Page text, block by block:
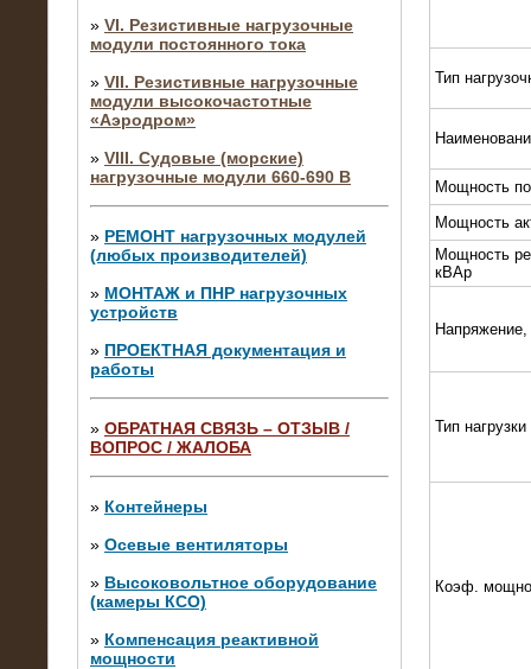
» VI. Резистивные нагрузочные
модули постоянного тока
» VII. Резистивные нагрузочные
модули высокочастотные
«Аэродром»
» VIII. Судовые (морские)
нагрузочные модули 660-690 В
» РЕМОНТ нагрузочных модулей
(любых производителей)
» МОНТАЖ и ПНР нагрузочных
устройств
» ПРОЕКТНАЯ документация и
работы
» ОБРАТНАЯ СВЯЗЬ – ОТЗЫВ /
ВОПРОС / ЖАЛОБА
» Контейнеры
» Осевые вентиляторы
» Высоковольтное оборудование
(камеры КСО)
» Компенсация реактивной
мощности
10.04.2015
Аренда нагрузочного модуля 4 МВт,
10 кВ
Тип
Мощность
Мощность
Мощность
кВАр
Тип нагрузки
Коэф.